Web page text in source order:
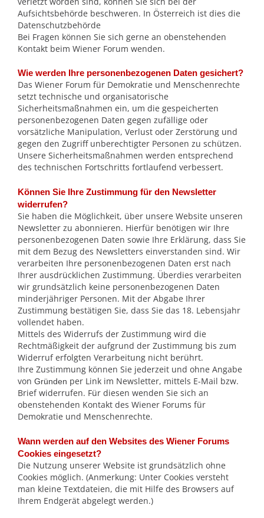
Aufsichtsbehörde beschweren. In Österreich ist dies die
Datenschutzbehörde
Bei Fragen können Sie sich gerne an obenstehenden
Kontakt beim Wiener Forum wenden.
Wie werden Ihre personenbezogenen Daten gesichert?
Das Wiener Forum für Demokratie und Menschenrechte
setzt technische und organisatorische
Sicherheitsmaßnahmen ein, um die gespeicherten
personenbezogenen Daten gegen zufällige oder
vorsätzliche Manipulation, Verlust oder Zerstörung und
gegen den Zugriff unberechtigter Personen zu schützen.
Unsere Sicherheitsmaßnahmen werden entsprechend
des technischen Fortschritts fortlaufend verbessert.
Können Sie Ihre Zustimmung für den Newsletter
widerrufen?
Sie haben die Möglichkeit, über unsere Website unseren
Newsletter zu abonnieren. Hierfür benötigen wir Ihre
personenbezogenen Daten sowie Ihre Erklärung, dass Sie
mit dem Bezug des Newsletters einverstanden sind. Wir
verarbeiten Ihre personenbezogenen Daten erst nach
Ihrer ausdrücklichen Zustimmung. Überdies verarbeiten
wir grundsätzlich keine personenbezogenen Daten
minderjähriger Personen. Mit der Abgabe Ihrer
Zustimmung bestätigen Sie, dass Sie das 18. Lebensjahr
vollendet haben.
Mittels des Widerrufs der Zustimmung wird die
Rechtmäßigkeit der aufgrund der Zustimmung bis zum
Widerruf erfolgten Verarbeitung nicht berührt.
Ihre Zustimmung können Sie jederzeit und ohne Angabe
von Gründen per Link im Newsletter, mittels E-Mail bzw.
Brief widerrufen. Für diesen wenden Sie sich an
obenstehenden Kontakt des Wiener Forums für
Demokratie und Menschenrechte.
Wann werden auf den Websites des Wiener Forums
Cookies eingesetzt?
Die Nutzung unserer Website ist grundsätzlich ohne
Cookies möglich. (Anmerkung: Unter Cookies versteht
man kleine Textdateien, die mit Hilfe des Browsers auf
Ihrem Endgerät abgelegt werden.)